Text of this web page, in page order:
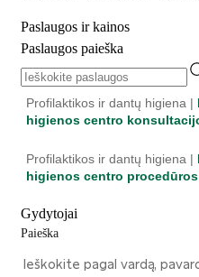
Paslaugos ir kainos
Paslaugos paieška
Profilaktikos ir dantų higiena |
higienos centro
Profilaktikos ir dantų higiena |
higienos centro procedūros
Gydytojai
Paieška